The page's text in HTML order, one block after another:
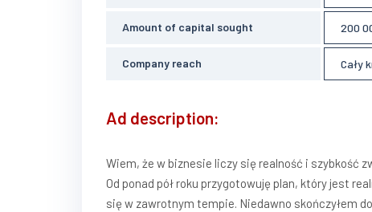
Amount of capital sought 200
Company reach Cały
Ad description:
Wiem, że w biznesie liczy się realność i szybkość
Od ponad pół roku przygotowuję plan, który jest
się w zawrotnym tempie. Niedawno skończyłem